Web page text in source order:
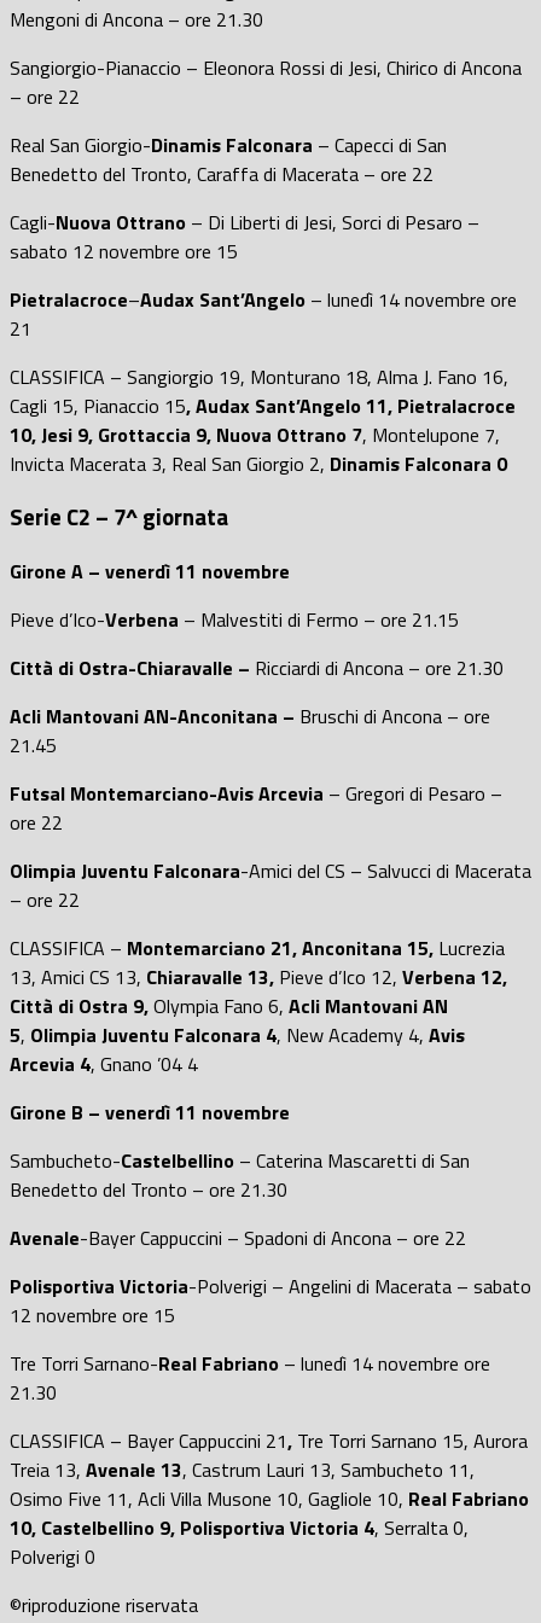
Mengoni di Ancona – ore 21.30
Sangiorgio-Pianaccio – Eleonora Rossi di Jesi, Chirico di Ancona
– ore 22
Real San Giorgio-Dinamis Falconara – Capecci di San
Benedetto del Tronto, Caraffa di Macerata – ore 22
Cagli-Nuova Ottrano – Di Liberti di Jesi, Sorci di Pesaro –
sabato 12 novembre ore 15
Pietralacroce–Audax Sant’Angelo – lunedì 14 novembre ore
21
CLASSIFICA – Sangiorgio 19, Monturano 18, Alma J. Fano 16,
Cagli 15, Pianaccio 15, Audax Sant’Angelo 11, Pietralacroce
10, Jesi 9, Grottaccia 9, Nuova Ottrano 7, Montelupone 7,
Invicta Macerata 3, Real San Giorgio 2, Dinamis Falconara 0
Serie C2 – 7^ giornata
Girone A – venerdì 11 novembre
Pieve d’Ico-Verbena – Malvestiti di Fermo – ore 21.15
Città di Ostra-Chiaravalle – Ricciardi di Ancona – ore 21.30
Acli Mantovani AN-Anconitana – Bruschi di Ancona – ore
21.45
Futsal Montemarciano-Avis Arcevia – Gregori di Pesaro –
ore 22
Olimpia Juventu Falconara-Amici del CS – Salvucci di Macerata
– ore 22
CLASSIFICA – Montemarciano 21,Anconitana 15, Lucrezia
13, Amici CS 13, Chiaravalle 13, Pieve d’Ico 12, Verbena 12,
Città di Ostra 9,Olympia Fano 6, Acli Mantovani AN
5, Olimpia Juventu Falconara 4, New Academy 4, Avis
Arcevia 4, Gnano ’04 4
Girone B – venerdì 11 novembre
Sambucheto-Castelbellino – Caterina Mascaretti di San
Benedetto del Tronto – ore 21.30
Avenale-Bayer Cappuccini – Spadoni di Ancona – ore 22
Polisportiva Victoria-Polverigi – Angelini di Macerata – sabato
12 novembre ore 15
Tre Torri Sarnano-Real Fabriano – lunedì 14 novembre ore
21.30
CLASSIFICA – Bayer Cappuccini 21, Tre Torri Sarnano 15, Aurora
Treia 13, Avenale 13, Castrum Lauri 13, Sambucheto 11,
Osimo Five 11, Acli Villa Musone 10, Gagliole 10, Real Fabriano
10, Castelbellino 9, Polisportiva Victoria 4, Serralta 0,
Polverigi 0
©riproduzione riservata